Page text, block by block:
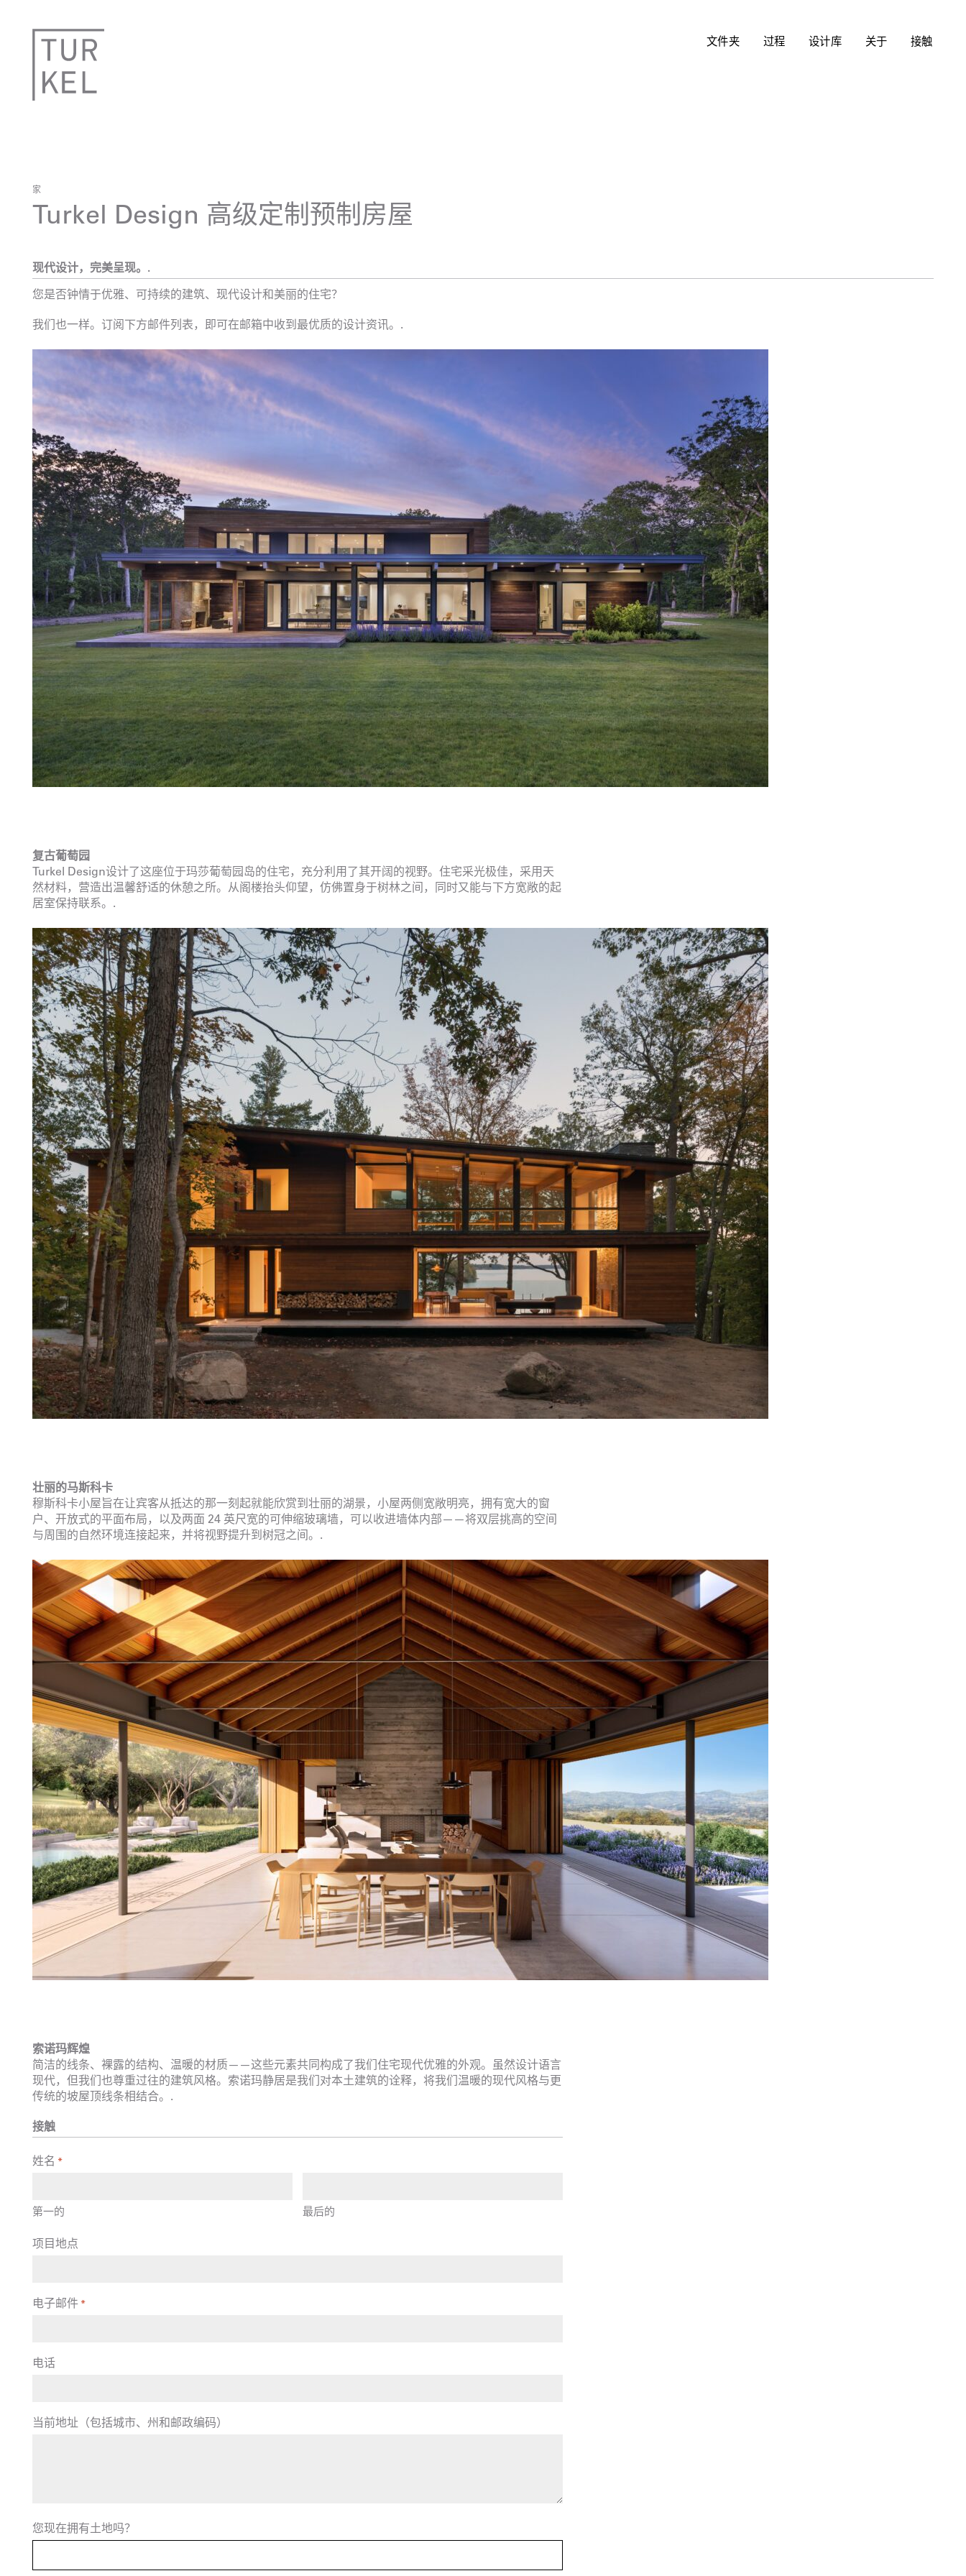
文件夹 过程 设计库 关于 接触
家
Turkel Design 高级定制预制房屋
现代设计，完美呈现。.
您是否钟情于优雅、可持续的建筑、现代设计和美丽的住宅？
我们也一样。订阅下方邮件列表，即可在邮箱中收到最优质的设计资讯。.
复古葡萄园
Turkel Design设计了这座位于玛莎葡萄园岛的住宅，充分利用了其开阔的视野。住宅采光极佳，采用天
然材料，营造出温馨舒适的休憩之所。从阁楼抬头仰望，仿佛置身于树林之间，同时又能与下方宽敞的起
居室保持联系。.
壮丽的马斯科卡
穆斯科卡小屋旨在让宾客从抵达的那一刻起就能欣赏到壮丽的湖景，小屋两侧宽敞明亮，拥有宽大的窗
户、开放式的平面布局，以及两面 24 英尺宽的可伸缩玻璃墙，可以收进墙体内部——将双层挑高的空间
与周围的自然环境连接起来，并将视野提升到树冠之间。.
索诺玛辉煌
简洁的线条、裸露的结构、温暖的材质——这些元素共同构成了我们住宅现代优雅的外观。虽然设计语言
现代，但我们也尊重过往的建筑风格。索诺玛静居是我们对本土建筑的诠释，将我们温暖的现代风格与更
传统的坡屋顶线条相结合。.
接触
姓名 *
第一的 最后的
项目地点
电子邮件 *
电话
当前地址（包括城市、州和邮政编码）
您现在拥有土地吗？